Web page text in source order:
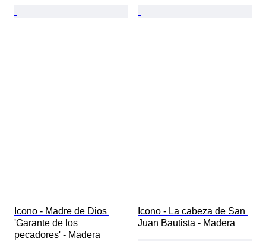
Icono - Madre de Dios
'Garante de los
pecadores' - Madera
Icono - La cabeza de San
Juan Bautista - Madera